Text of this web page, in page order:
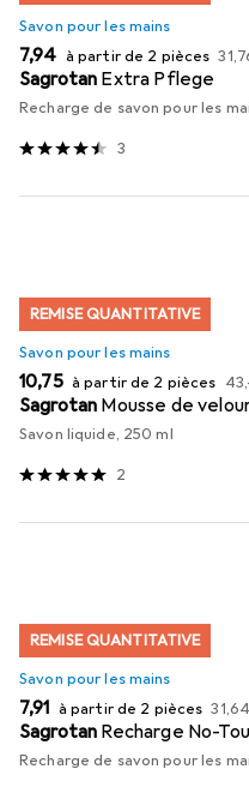
Savon pour les mains
EUR
7,94 à partir de 2 pièces EUR
Sagrotan Extra Pflege
Recharge de savon pour les
3
REMISE QUANTITATIVE
Savon pour les mains
EUR
10,75 à partir de 2 pièces EUR
Sagrotan Mousse de
Savon liquide, 250 ml
2
REMISE QUANTITATIVE
Savon pour les mains
EUR
7,91 à partir de 2 pièces EUR
Sagrotan Recharge No-
Recharge de savon pour les